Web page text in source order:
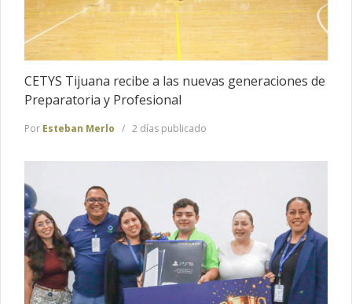
CETYS Tijuana recibe a las nuevas generaciones de
Preparatoria y Profesional
Por Esteban Merlo 2 días publicado